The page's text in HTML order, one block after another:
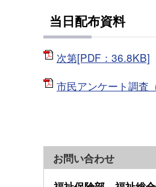
当日配布資料
次第[PDF：36.8KB]
市民アンケート調査
お問い合わせ